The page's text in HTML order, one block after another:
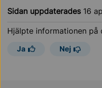
Sidan uppdaterades 16
Hjälpte informationen på
Ja Nej